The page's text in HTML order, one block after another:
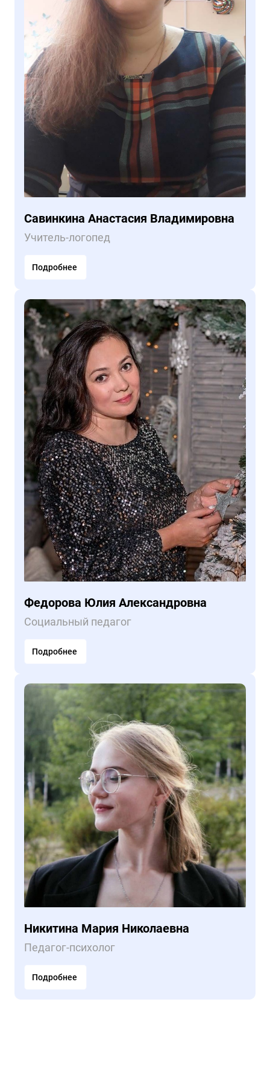
Савинкина Анастасия Владимировна
Учитель-логопед
Подробнее
Федорова Юлия Александровна
Социальный педагог
Подробнее
Никитина Мария Николаевна
Педагог-психолог
Подробнее